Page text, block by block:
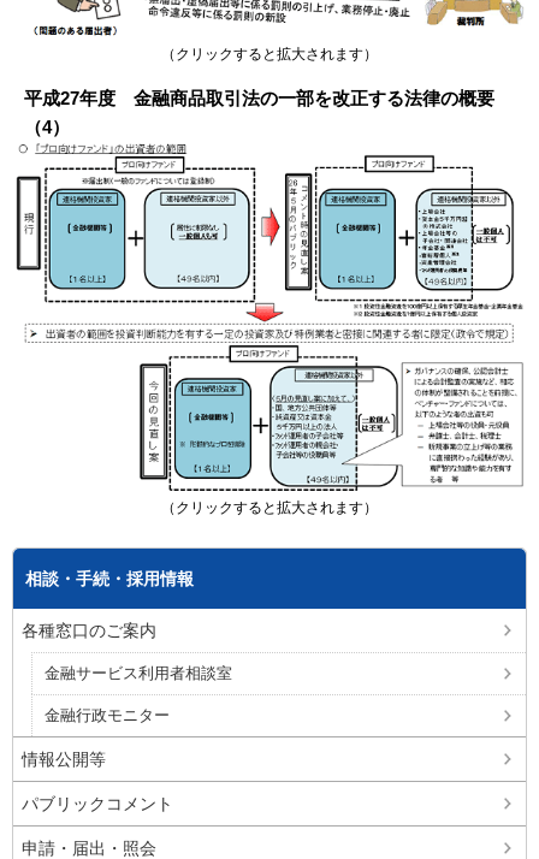
（クリックすると拡大されます）
平成27年度 金融商品取引法の一部を改正する法律の概要
（4）
（クリックすると拡大されます）
相談・手続・採用情報
各種窓口のご案内
金融サービス利用者相談室
金融行政モニター
情報公開等
パブリックコメント
申請・届出・照会